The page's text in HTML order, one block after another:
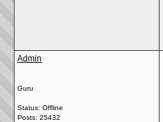
Admin
Guru
Status: Offline
Posts: 25432